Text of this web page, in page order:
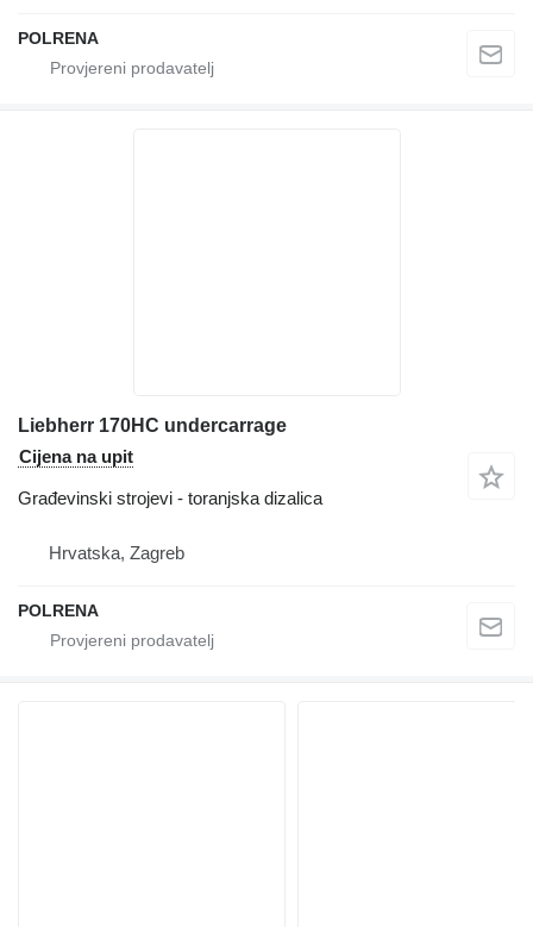
POLRENA
Liebherr 170HC undercarrage
Cijena na upit
Građevinski strojevi - toranjska dizalica
Hrvatska, Zagreb
POLRENA